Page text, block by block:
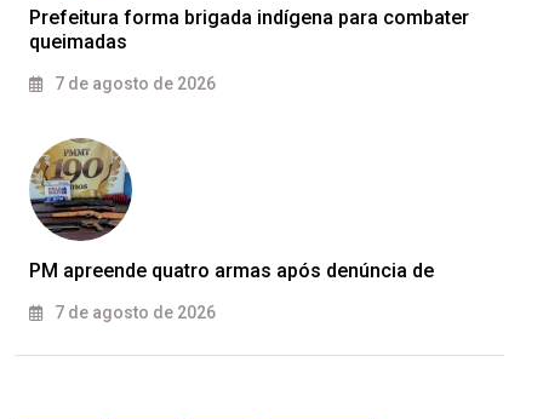
Prefeitura forma brigada indígena para combater
queimadas
7 de agosto de 2026
PM apreende quatro armas após denúncia de
7 de agosto de 2026